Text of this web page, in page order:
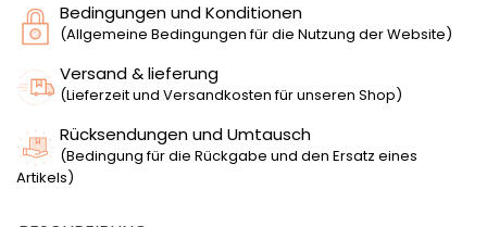
Bedingungen und Konditionen
(Allgemeine Bedingungen für die Nutzung der Website)
Versand & lieferung
(Lieferzeit und Versandkosten für unseren Shop)
Rücksendungen und Umtausch
(Bedingung für die Rückgabe und den Ersatz eines
Artikels)